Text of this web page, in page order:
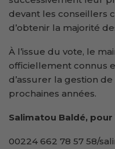
devant les conseillers
d’obtenir la majorité
À l’issue du vote, le
officiellement connus
d’assurer la gestion
prochaines années.
Salimatou Baldé,
00224 662 78 57 58/